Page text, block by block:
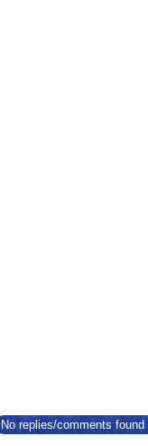
No replies/comments